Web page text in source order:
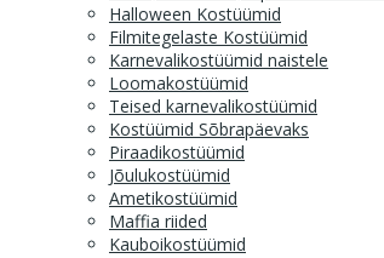
Halloween Kostüümid
Filmitegelaste Kostüümid
Karnevalikostüümid naistele
Loomakostüümid
Teised karnevalikostüümid
Kostüümid Sõbrapäevaks
Piraadikostüümid
Jõulukostüümid
Ametikostüümid
Maffia riided
Kauboikostüümid